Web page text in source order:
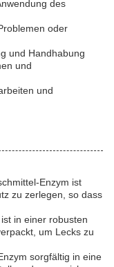
des
oder
und Handhabung
und
und
Enzym ist
zu zerlegen, so dass
in einer robusten
um Lecks zu
sorgfältig in eine